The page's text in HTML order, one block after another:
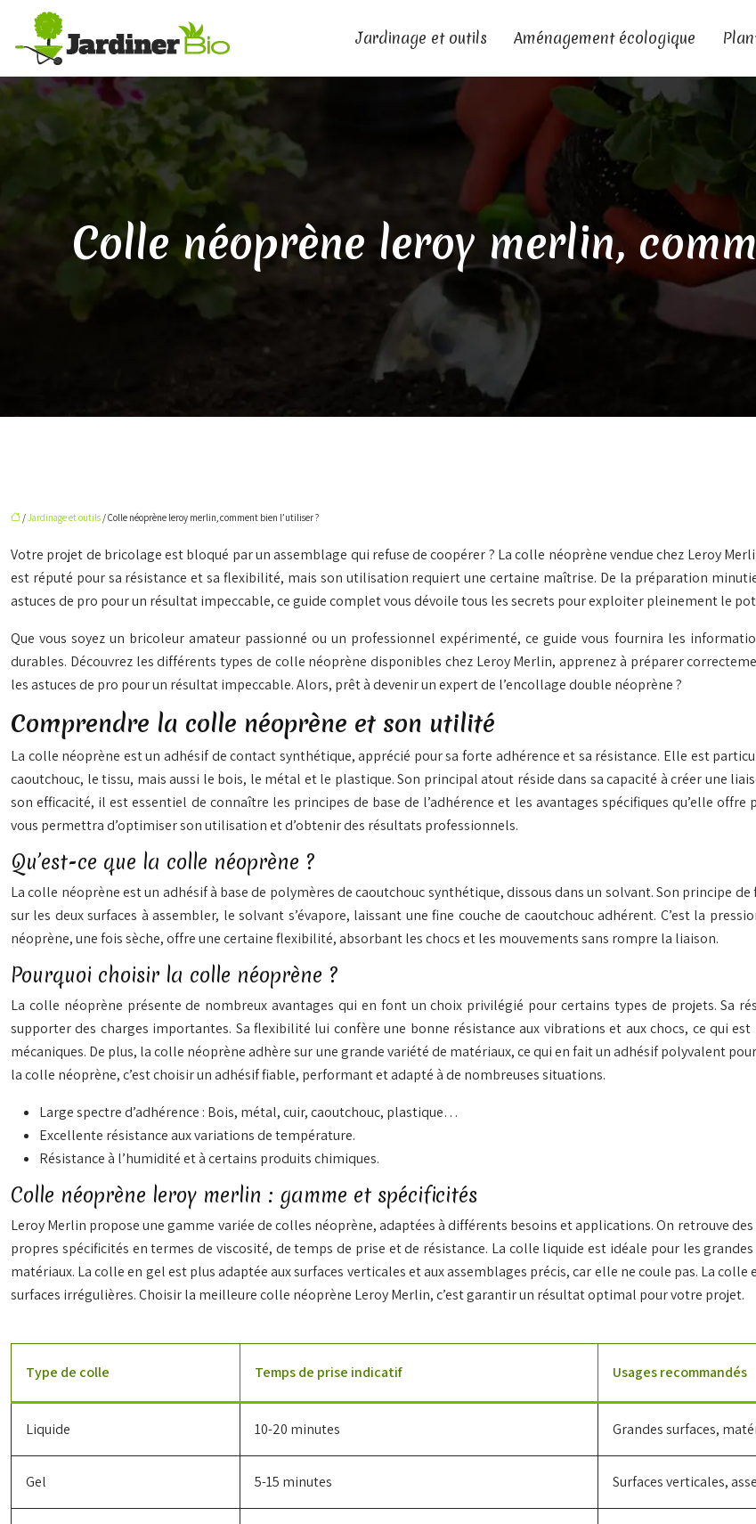
Jardinage et outils Aménagement écologique
Colle néoprène leroy merlin,
/Jardinage et outils / Colle néoprène leroy merlin, comment bien l’utiliser ?
Votre projet de bricolage est bloqué par un assemblage qui refuse de coopérer ? La colle néoprène vendue chez Leroy
est réputé pour sa résistance et sa flexibilité, mais son utilisation requiert une certaine maîtrise. De la préparation
astuces de pro pour un résultat impeccable, ce guide complet vous dévoile tous les secrets pour exploiter pleinement le
Que vous soyez un bricoleur amateur passionné ou un professionnel expérimenté, ce guide vous fournira les
durables. Découvrez les différents types de colle néoprène disponibles chez Leroy Merlin, apprenez à préparer
les astuces de pro pour un résultat impeccable. Alors, prêt à devenir un expert de l’encollage double néoprène ?
Comprendre la colle néoprène et son utilité
La colle néoprène est un adhésif de contact synthétique, apprécié pour sa forte adhérence et sa résistance. Elle est
caoutchouc, le tissu, mais aussi le bois, le métal et le plastique. Son principal atout réside dans sa capacité à créer une
son efficacité, il est essentiel de connaître les principes de base de l’adhérence et les avantages spécifiques qu’elle
vous permettra d’optimiser son utilisation et d’obtenir des résultats professionnels.
Qu’est-ce que la colle néoprène ?
La colle néoprène est un adhésif à base de polymères de caoutchouc synthétique, dissous dans un solvant. Son principe
sur les deux surfaces à assembler, le solvant s’évapore, laissant une fine couche de caoutchouc adhérent. C’est la
néoprène, une fois sèche, offre une certaine flexibilité, absorbant les chocs et les mouvements sans rompre la liaison.
Pourquoi choisir la colle néoprène ?
La colle néoprène présente de nombreux avantages qui en font un choix privilégié pour certains types de projets. Sa
supporter des charges importantes. Sa flexibilité lui confère une bonne résistance aux vibrations et aux chocs, ce qui
mécaniques. De plus, la colle néoprène adhère sur une grande variété de matériaux, ce qui en fait un adhésif polyvalent
la colle néoprène, c’est choisir un adhésif fiable, performant et adapté à de nombreuses situations.
Large spectre d’adhérence : Bois, métal, cuir, caoutchouc, plastique…
Excellente résistance aux variations de température.
Résistance à l’humidité et à certains produits chimiques.
Colle néoprène leroy merlin : gamme et spécificités
Leroy Merlin propose une gamme variée de colles néoprène, adaptées à différents besoins et applications. On retrouve
propres spécificités en termes de viscosité, de temps de prise et de résistance. La colle liquide est idéale pour les
matériaux. La colle en gel est plus adaptée aux surfaces verticales et aux assemblages précis, car elle ne coule pas. La
surfaces irrégulières. Choisir la meilleure colle néoprène Leroy Merlin, c’est garantir un résultat optimal pour votre projet.
Type de colle Temps de prise indicatif Usages recommandés
Liquide 10-20 minutes Grandes surfaces,
Gel 5-15 minutes Surfaces verticales,